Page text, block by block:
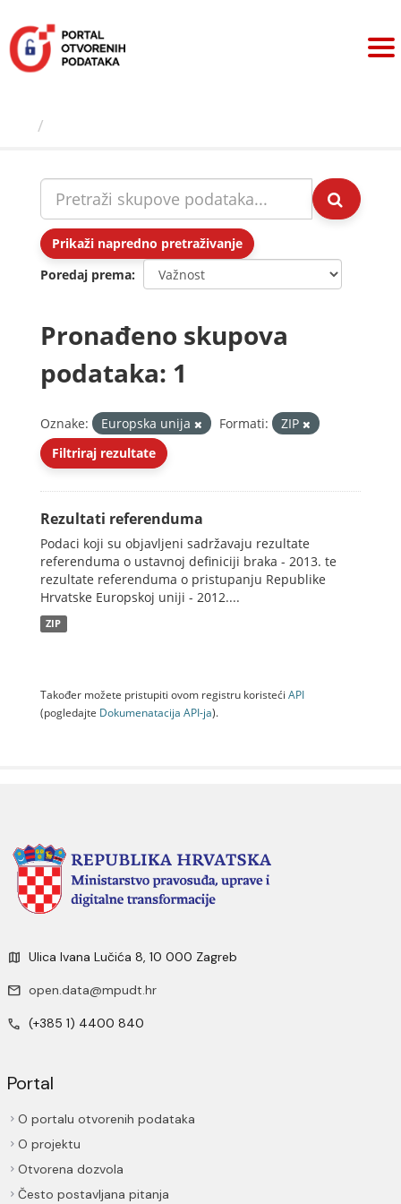
sadržaj
Prikaži napredno pretraživanje
Poredaj prema
Pronađeno skupova
podataka: 1
Oznake: Europska unija Formati:
ZIP
Filtriraj rezultate
Rezultati referenduma
Podaci koji su objavljeni sadržavaju rezultate
referenduma o ustavnoj definiciji braka - 2013. te
rezultate referenduma o pristupanju Republike
Hrvatske Europskoj uniji - 2012....
ZIP
Također možete pristupiti ovom registru koristeći API
(pogledajte Dokumenаtаcijа API-jа).